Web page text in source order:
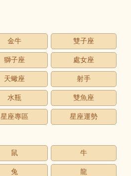
金牛 雙子座
獅子座 處女座
天蠍座 射手
水瓶 雙魚座
星座專區 星座運勢
鼠 牛
兔 龍